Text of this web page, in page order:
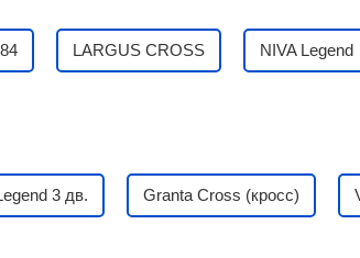
LARGUS CROSS NIVA Legend
3 дв. Granta Cross (кросс)